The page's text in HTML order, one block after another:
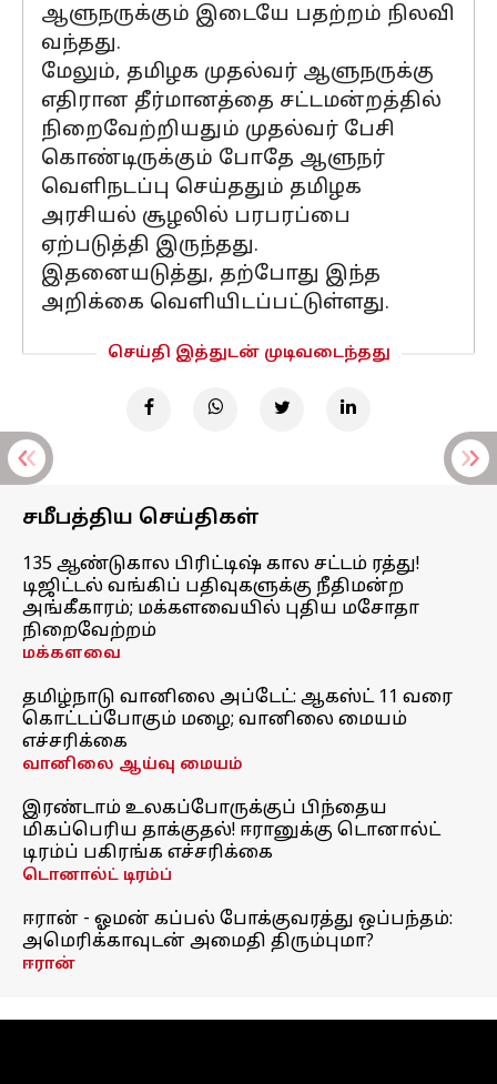
ஆளுநருக்கும் இடையே பதற்றம் நிலவி
வந்தது.
மேலும், தமிழக முதல்வர் ஆளுநருக்கு
எதிரான தீர்மானத்தை சட்டமன்றத்தில்
நிறைவேற்றியதும் முதல்வர் பேசி
கொண்டிருக்கும் போதே ஆளுநர்
வெளிநடப்பு செய்ததும் தமிழக
அரசியல் சூழலில் பரபரப்பை
ஏற்படுத்தி இருந்தது.
இதனையடுத்து, தற்போது இந்த
அறிக்கை வெளியிடப்பட்டுள்ளது.
செய்தி இத்துடன் முடிவடைந்தது
சமீபத்திய செய்திகள்
135 ஆண்டுகால பிரிட்டிஷ் கால சட்டம் ரத்து!
டிஜிட்டல் வங்கிப் பதிவுகளுக்கு நீதிமன்ற
அங்கீகாரம்; மக்களவையில் புதிய மசோதா
நிறைவேற்றம்
மக்களவை
தமிழ்நாடு வானிலை அப்டேட்: ஆகஸ்ட் 11 வரை
கொட்டப்போகும் மழை; வானிலை மையம்
எச்சரிக்கை
வானிலை ஆய்வு மையம்
இரண்டாம் உலகப்போருக்குப் பிந்தைய
மிகப்பெரிய தாக்குதல்! ஈரானுக்கு டொனால்ட்
டிரம்ப் பகிரங்க எச்சரிக்கை
டொனால்ட் டிரம்ப்
ஈரான் - ஓமன் கப்பல் போக்குவரத்து ஒப்பந்தம்:
அமெரிக்காவுடன் அமைதி திரும்புமா?
ஈரான்